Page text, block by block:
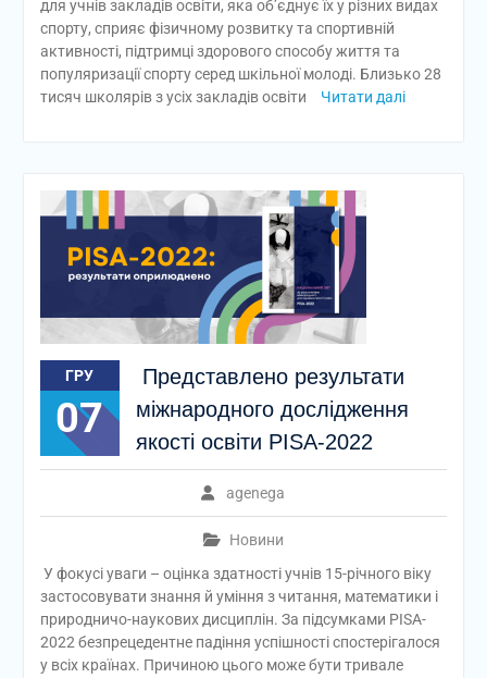
для учнів закладів освіти, яка об’єднує їх у різних видах
спорту, сприяє фізичному розвитку та спортивній
активності, підтримці здорового способу життя та
популяризації спорту серед шкільної молоді. Близько 28
тисяч школярів з усіх закладів освіти
Читати далі
ГРУ
07
Представлено результати
міжнародного дослідження
якості освіти PISA-2022
agenega
Новини
У фокусі уваги – оцінка здатності учнів 15-річного віку
застосовувати знання й уміння з читання, математики і
природничо-наукових дисциплін. За підсумками PISA-
2022 безпрецедентне падіння успішності спостерігалося
у всіх країнах. Причиною цього може бути тривале